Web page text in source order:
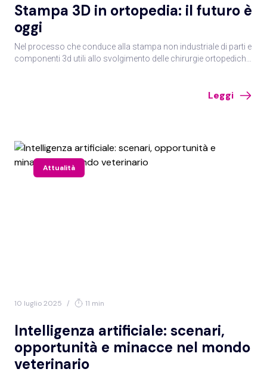
Stampa 3D in ortopedia: il futuro è
oggi
Nel processo che conduce alla stampa non industriale di parti e
componenti 3d utili allo svolgimento delle chirurgie ortopediche,
Leggi
Attualità
10 luglio 2025 / 11 min
Intelligenza artificiale: scenari,
opportunità e minacce nel mondo
veterinario